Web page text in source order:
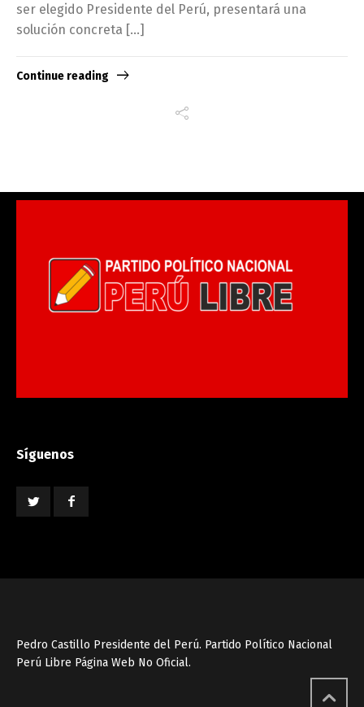
ser elegido Presidente del Perú, presentará una
solución concreta […]
Continue reading
Síguenos
Pedro Castillo Presidente del Perú. Partido Político Nacional
Perú Libre Página Web No Oficial.